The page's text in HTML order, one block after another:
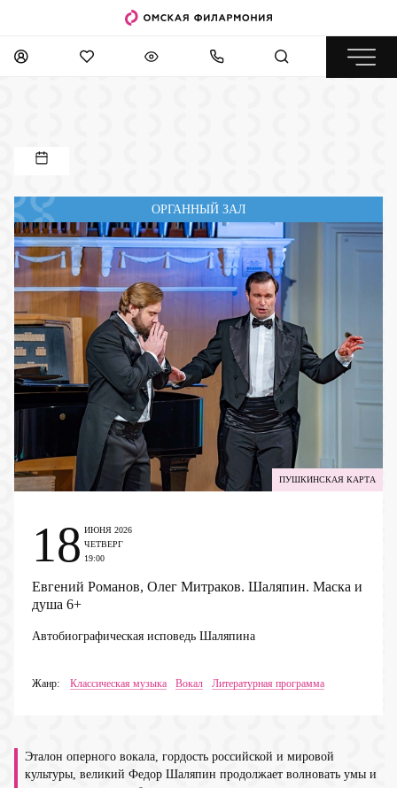
ОРГАННЫЙ ЗАЛ
ПУШКИНСКАЯ КАРТА
Евгений Романов, Олег Митраков. Шаляпин. Маска и
душа 6+
Автобиографическая исповедь Шаляпина
Жанр: Классическая музыка Вокал Литературная программа
18 ИЮНЯ 2026
ЧЕТВЕРГ
19:00
Эталон оперного вокала, гордость российской и мировой
культуры, великий Федор Шаляпин продолжает волновать умы и